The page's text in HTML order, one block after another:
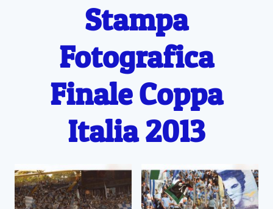
Stampa
Fotografica
Finale Coppa
Italia 2013